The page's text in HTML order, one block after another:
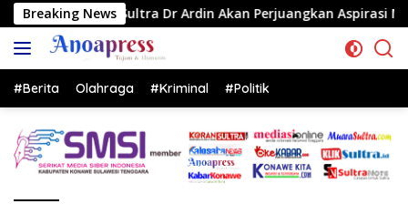
Langsung
ke
konten
Breaking News
Sultra Dr Ardin Akan Perjuangkan Aspirasi Masyarkat
#Berita Olahraga #Kriminal #Politik